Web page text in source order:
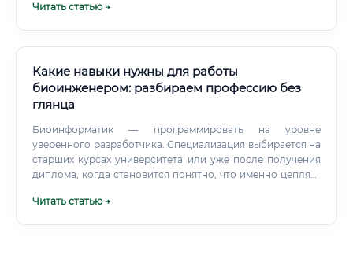
биоинформатик Обязанности специалиста сильно
данными: Обработка сырых данных секвенирования
(форматы FASTQ, BAM, VCF) Выравнивание
последовательностей на референсный геном Поиск и
структурные варианты) Функциональная аннотация
генов и регуляторных элементов Анализ экспрессии
генов (транскриптомика) Программирование и
разработка: Написание скриптов и пайплайнов на
биоинформатических алгоритмов Работа с облачными
Читать статью →
Какие навыки нужны для работы
биоинженером: разбираем профессию без
глянца
Биоинформатик — программировать на уровне
уверенного разработчика. Специализация выбирается на
старших курсах университета или уже после получения
диплома, когда становится понятно, что именно цепляет
экране монитора.
Читать статью →